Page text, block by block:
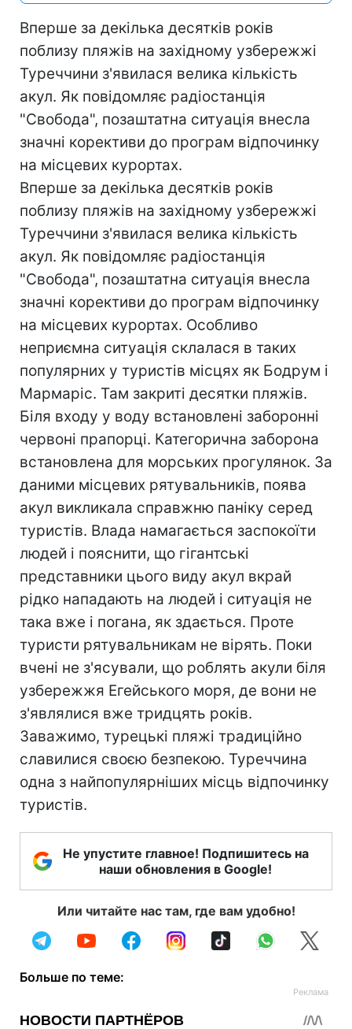
Вперше за декілька десятків років
поблизу пляжів на західному узбережжі
Туреччини з'явилася велика кількість
акул. Як повідомляє радіостанція
"Свобода", позаштатна ситуація внесла
значні корективи до програм відпочинку
на місцевих курортах.
Вперше за декілька десятків років
поблизу пляжів на західному узбережжі
Туреччини з'явилася велика кількість
акул. Як повідомляє радіостанція
"Свобода", позаштатна ситуація внесла
значні корективи до програм відпочинку
на місцевих курортах. Особливо
неприємна ситуація склалася в таких
популярних у туристів місцях як Бодрум і
Мармаріс. Там закриті десятки пляжів.
Біля входу у воду встановлені заборонні
червоні прапорці. Категорична заборона
встановлена для морських прогулянок. За
даними місцевих рятувальників, поява
акул викликала справжню паніку серед
туристів. Влада намагається заспокоїти
людей і пояснити, що гігантські
представники цього виду акул вкрай
рідко нападають на людей і ситуація не
така вже і погана, як здається. Проте
туристи рятувальникам не вірять. Поки
вчені не з'ясували, що роблять акули біля
узбережжя Егейського моря, де вони не
з'являлися вже тридцять років.
Заважимо, турецькі пляжі традиційно
славилися своєю безпекою. Туреччина
одна з найпопулярніших місць відпочинку
туристів.
Не упустите главное! Подпишитесь на
наши обновления в Google!
Или читайте нас там, где вам удобно!
Больше по теме: